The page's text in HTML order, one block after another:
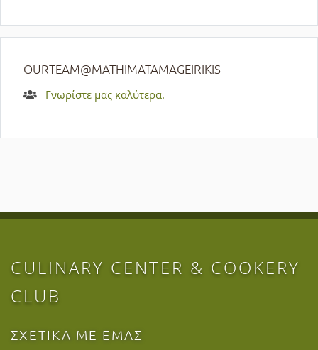
OURTEAM@MATHIMATAMAGEIRIKIS
Γνωρίστε μας καλύτερα.
CULINARY CENTER & COOKERY
CLUB
ΣΧΕΤΙΚΑ ΜΕ ΕΜΑΣ